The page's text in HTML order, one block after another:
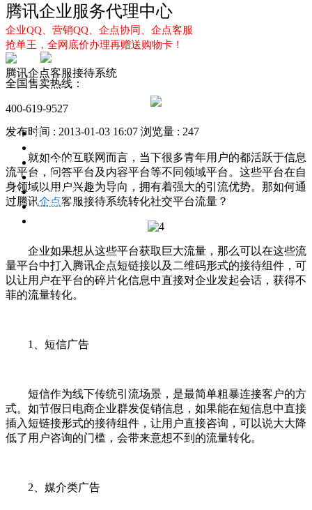
腾讯企业服务代理中心
企业QQ、营销QQ、企点协同、企点客服
抢单王，全网底价办理再赠送购物卡！
全国售卖热线：
400-619-9527
首页
企点服务
企业QQ2.0
企点协同
新闻动态
腾讯企点​客服接待系统
发布时间 : 2013-01-03 16:07 浏览量 : 247
就如今的互联网而言，当下很多青年用户的都活跃于信息
流平台，问答平台及内容平台等不同领域平台。这些平台在自
身领域以用户兴趣为导向，拥有着强大的引流优势。那如何通
过腾讯企点客服接待系统转化社交平台流量？
企业如果想从这些平台获取巨大流量，那么可以在这些流
量平台中打入腾讯企点短链接以及二维码形式的接待组件，可
以让用户在平台的碎片化信息中直接对企业发起会话，获得不
菲的流量转化。
1、短信广告
短信作为线下传统引流场景，是最简单粗暴连接客户的方
式。如节假日电商企业群发促销信息，如果能在短信息中直接
插入短链接形式的接待组件，让用户直接咨询，可以说大大降
低了用户咨询的门槛，会带来意想不到的流量转化。
2、媒介类广告